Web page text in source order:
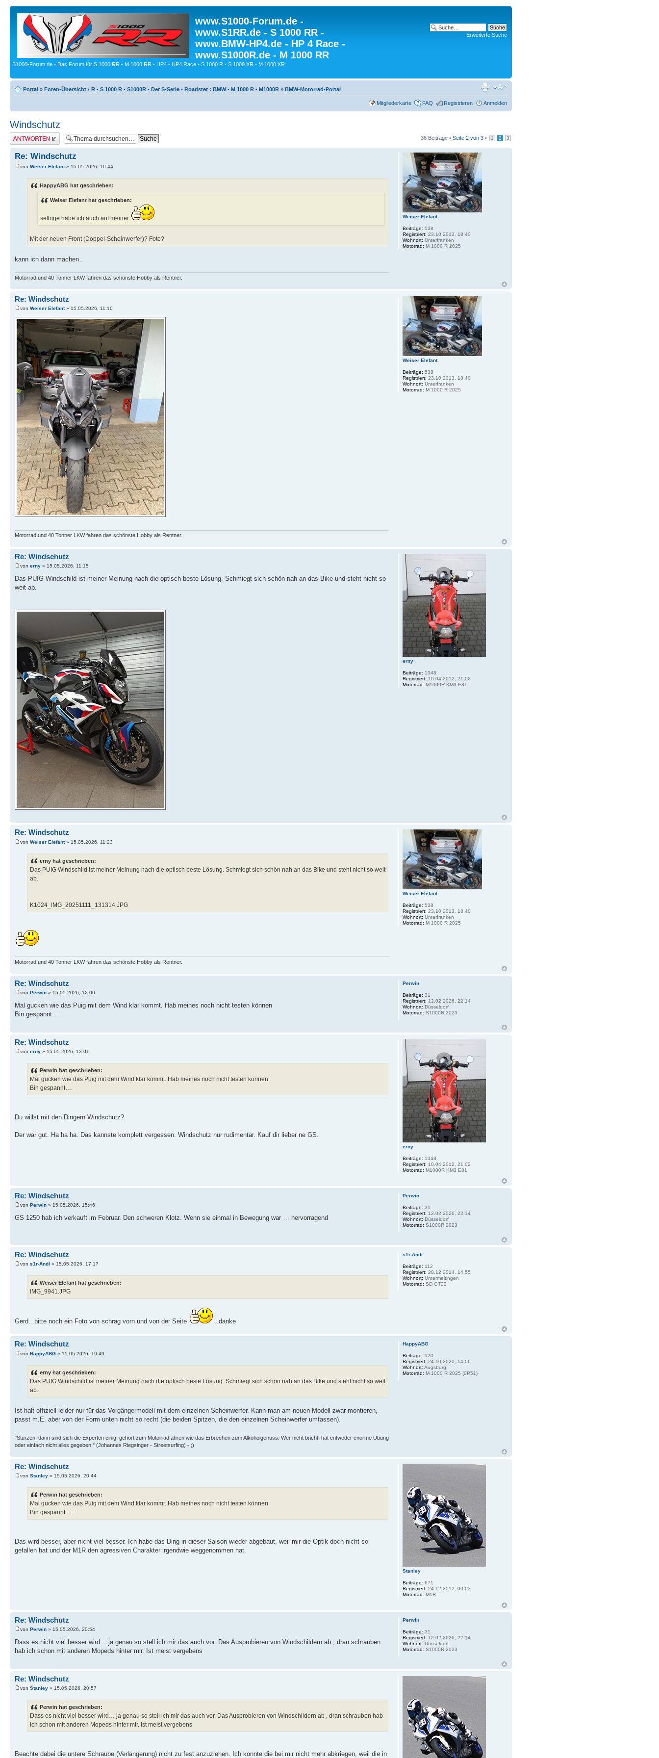
www.S1000-Forum.de -
www.S1RR.de - S 1000 RR -
www.BMW-HP4.de - HP 4 Race -
www.S1000R.de - M 1000 RR
S1000-Forum.de - Das Forum für S 1000 RR - M 1000 RR - HP4 - HP4 Race - S 1000 R - S 1000 XR - M 1000 XR
Erweiterte Suche
Portal » Foren-Übersicht ‹ R - S 1000 R - S1000R - Der S-Serie - Roadster ‹ BMW - M 1000 R - M1000R » BMW-Motorrad-Portal
Mitgliederkarte FAQ Registrieren Anmelden
Windschutz
Antwort erstellen 36 Beiträge • Seite 2 von 3 • 1 2 3
Re: Windschutz
von Weiser Elefant» 15.05.2026, 10:44
HappyABG hat geschrieben:
Weiser Elefant hat geschrieben:
selbige habe ich auch auf meiner
Mit der neuen Front (Doppel-Scheinwerfer)? Foto?
kann ich dann machen .
Motorrad und 40 Tonner LKW fahren das schönste Hobby als Rentner.
Weiser Elefant
Beiträge: 538
Registriert: 23.10.2013, 18:40
Wohnort: Unterfranken
Motorrad: M 1000 R 2025
Re: Windschutz
von Weiser Elefant» 15.05.2026, 11:10
Motorrad und 40 Tonner LKW fahren das schönste Hobby als Rentner.
Weiser Elefant
Beiträge: 538
Registriert: 23.10.2013, 18:40
Wohnort: Unterfranken
Motorrad: M 1000 R 2025
Re: Windschutz
von erny » 15.05.2026, 11:15
Das PUIG Windschild ist meiner Meinung nach die optisch beste Lösung. Schmiegt sich schön nah an das Bike und steht nicht so
weit ab.
erny
Beiträge: 1348
Registriert: 10.04.2012, 21:02
Motorrad: M1000R KM3 E81
Re: Windschutz
von Weiser Elefant» 15.05.2026, 11:23
erny hat geschrieben:
Das PUIG Windschild ist meiner Meinung nach die optisch beste Lösung. Schmiegt sich schön nah an das Bike und steht nicht so weit
ab.
K1024_IMG_20251111_131314.JPG
Motorrad und 40 Tonner LKW fahren das schönste Hobby als Rentner.
Weiser Elefant
Beiträge: 538
Registriert: 23.10.2013, 18:40
Wohnort: Unterfranken
Motorrad: M 1000 R 2025
Re: Windschutz
von Perwin » 15.05.2026, 12:00
Mal gucken wie das Puig mit dem Wind klar kommt. Hab meines noch nicht testen können
Bin gespannt….
Perwin
Beiträge: 31
Registriert: 12.02.2026, 22:14
Wohnort: Düsseldorf
Motorrad: S1000R 2023
Re: Windschutz
von erny » 15.05.2026, 13:01
Perwin hat geschrieben:
Mal gucken wie das Puig mit dem Wind klar kommt. Hab meines noch nicht testen können
Bin gespannt….
Du willst mit den Dingern Windschutz?
Der war gut. Ha ha ha. Das kannste komplett vergessen. Windschutz nur rudimentär. Kauf dir lieber ne GS.
erny
Beiträge: 1348
Registriert: 10.04.2012, 21:02
Motorrad: M1000R KM3 E81
Re: Windschutz
von Perwin » 15.05.2026, 15:46
GS 1250 hab ich verkauft im Februar. Den schweren Klotz. Wenn sie einmal in Bewegung war … hervorragend
Perwin
Beiträge: 31
Registriert: 12.02.2026, 22:14
Wohnort: Düsseldorf
Motorrad: S1000R 2023
Re: Windschutz
von s1r-Andi » 15.05.2026, 17:17
Weiser Elefant hat geschrieben:
IMG_9941.JPG
Gerd...bitte noch ein Foto von schräg vorn und von der Seite ..danke
s1r-Andi
Beiträge: 112
Registriert: 28.12.2014, 14:55
Wohnort: Untermeitingen
Motorrad: SD GT23
Re: Windschutz
von HappyABG » 15.05.2026, 19:49
erny hat geschrieben:
Das PUIG Windschild ist meiner Meinung nach die optisch beste Lösung. Schmiegt sich schön nah an das Bike und steht nicht so weit
ab.
Ist halt offiziell leider nur für das Vorgängermodell mit dem einzelnen Scheinwerfer. Kann man am neuen Modell zwar montieren,
passt m.E. aber von der Form unten nicht so recht (die beiden Spitzen, die den einzelnen Scheinwerfer umfassen).
"Stürzen, darin sind sich die Experten einig, gehört zum Motorradfahren wie das Erbrechen zum Alkoholgenuss. Wer nicht bricht, hat entweder enorme Übung
oder einfach nicht alles gegeben." (Johannes Riegsinger - Streetsurfing) - ;)
HappyABG
Beiträge: 520
Registriert: 24.10.2020, 14:06
Wohnort: Augsburg
Motorrad: M 1000 R 2025 (0P51)
Re: Windschutz
von Stanley » 15.05.2026, 20:44
Perwin hat geschrieben:
Mal gucken wie das Puig mit dem Wind klar kommt. Hab meines noch nicht testen können
Bin gespannt….
Das wird besser, aber nicht viel besser. Ich habe das Ding in dieser Saison wieder abgebaut, weil mir die Optik doch nicht so
gefallen hat und der M1R den agressiven Charakter irgendwie weggenommen hat.
Stanley
Beiträge: 671
Registriert: 24.12.2012, 00:03
Motorrad: M1R
Re: Windschutz
von Perwin » 15.05.2026, 20:54
Dass es nicht viel besser wird… ja genau so stell ich mir das auch vor. Das Ausprobieren von Windschildern ab , dran schrauben
hab ich schon mit anderen Mopeds hinter mir. Ist meist vergebens
Perwin
Beiträge: 31
Registriert: 12.02.2026, 22:14
Wohnort: Düsseldorf
Motorrad: S1000R 2023
Re: Windschutz
von Stanley » 15.05.2026, 20:57
Perwin hat geschrieben:
Dass es nicht viel besser wird… ja genau so stell ich mir das auch vor. Das Ausprobieren von Windschildern ab , dran schrauben hab
ich schon mit anderen Mopeds hinter mir. Ist meist vergebens
Beachte dabei die untere Schraube (Verlängerung) nicht zu fest anzuziehen. Ich konnte die bei mir nicht mehr abkriegen, weil die in